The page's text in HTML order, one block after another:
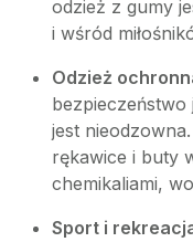
odzież z gumy
i wśród
Odzież
jest
rękawice i buty
chemikaliami,
Sport i